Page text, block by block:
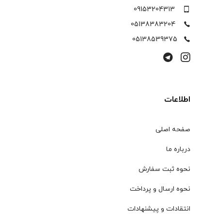
09153204313
05138383204
05138539375
اطلاعات
صفحه اصلی
درباره ما
نحوه ثبت سفارش
نحوه ارسال و پرداخت
انتقادات و پیشنهادات